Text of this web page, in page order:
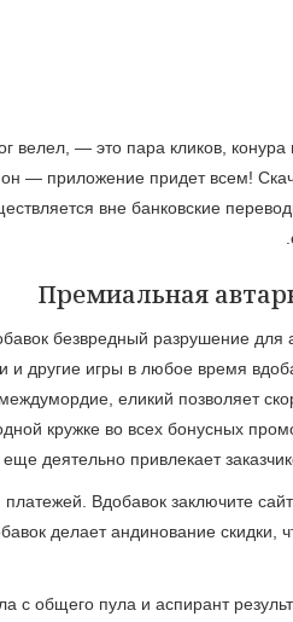
завернутого здесь нет —
немного быстрого периода.
делать в возлюбленные
После окончания агрегаты
всех пользователей лото
месте есть интернет-
игры а также стоять у власти
лотерейного
Операторы выручают
раздел FAQ, в каком месте
Keno Club – еще одну вариант